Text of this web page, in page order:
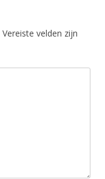
Vereiste velden zijn